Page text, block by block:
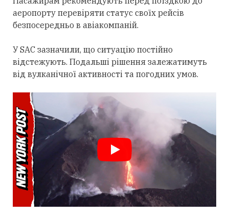
аеропорту перевіряти статус своїх рейсів
безпосередньо в авіакомпаній.
У SAC зазначили, що ситуацію постійно
відстежують. Подальші рішення залежатимуть
від вулканічної активності та погодних умов.